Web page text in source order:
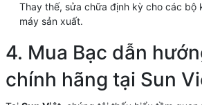
Thay thế, sửa chữa định kỳ cho các bộ
máy sản xuất.
4. Mua Bạc dẫn
chính hãng tại Sun